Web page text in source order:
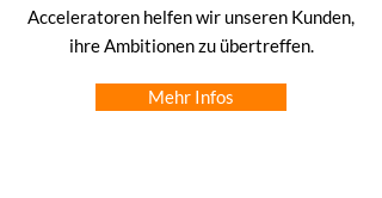
Acceleratoren helfen wir unseren Kunden,
ihre Ambitionen zu übertreffen.
Mehr Infos